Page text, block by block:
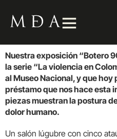
Nuestra exposición “Botero
la serie “La violencia en
al Museo Nacional, y que
préstamo que nos hace esta
piezas muestran la postura
dolor humano.
Un salón lúgubre con cinco